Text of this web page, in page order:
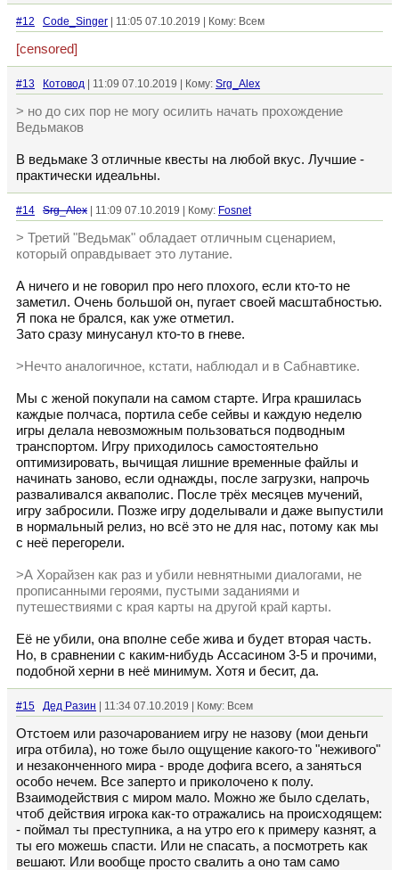
#12 Code_Singer | 11:05 07.10.2019 | Кому: Всем
[censored]
#13 Котовод | 11:09 07.10.2019 | Кому: Srg_Alex
> но до сих пор не могу осилить начать прохождение
Ведьмаков
В ведьмаке 3 отличные квесты на любой вкус. Лучшие -
практически идеальны.
#14 Srg_Alex | 11:09 07.10.2019 | Кому: Fosnet
> Третий "Ведьмак" обладает отличным сценарием,
который оправдывает это лутание.
А ничего и не говорил про него плохого, если кто-то не
заметил. Очень большой он, пугает своей масштабностью.
Я пока не брался, как уже отметил.
Зато сразу минусанул кто-то в гневе.
>Нечто аналогичное, кстати, наблюдал и в Сабнавтике.
Мы с женой покупали на самом старте. Игра крашилась
каждые полчаса, портила себе сейвы и каждую неделю
игры делала невозможным пользоваться подводным
транспортом. Игру приходилось самостоятельно
оптимизировать, вычищая лишние временные файлы и
начинать заново, если однажды, после загрузки, напрочь
разваливался акваполис. После трёх месяцев мучений,
игру забросили. Позже игру доделывали и даже выпустили
в нормальный релиз, но всё это не для нас, потому как мы
с неё перегорели.
>А Хорайзен как раз и убили невнятными диалогами, не
прописанными героями, пустыми заданиями и
путешествиями с края карты на другой край карты.
Её не убили, она вполне себе жива и будет вторая часть.
Но, в сравнении с каким-нибудь Ассасином 3-5 и прочими,
подобной херни в неё минимум. Хотя и бесит, да.
#15 Дед Разин | 11:34 07.10.2019 | Кому: Всем
Отстоем или разочарованием игру не назову (мои деньги
игра отбила), но тоже было ощущение какого-то "неживого"
и незаконченного мира - вроде дофига всего, а заняться
особо нечем. Все заперто и приколочено к полу.
Взаимодействия с миром мало. Можно же было сделать,
чтоб действия игрока как-то отражались на происходящем:
- поймал ты преступника, а на утро его к примеру казнят, а
ты его можешь спасти. Или не спасать, а посмотреть как
вешают. Или вообще просто свалить а оно там само